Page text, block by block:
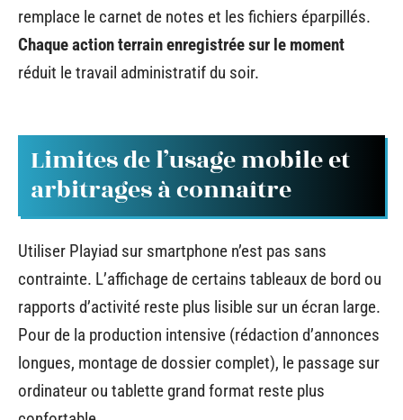
remplace le carnet de notes et les fichiers éparpillés.
Chaque action terrain enregistrée sur le moment
réduit le travail administratif du soir.
Limites de l’usage mobile et
arbitrages à connaître
Utiliser Playiad sur smartphone n’est pas sans
contrainte. L’affichage de certains tableaux de bord ou
rapports d’activité reste plus lisible sur un écran large.
Pour de la production intensive (rédaction d’annonces
longues, montage de dossier complet), le passage sur
ordinateur ou tablette grand format reste plus